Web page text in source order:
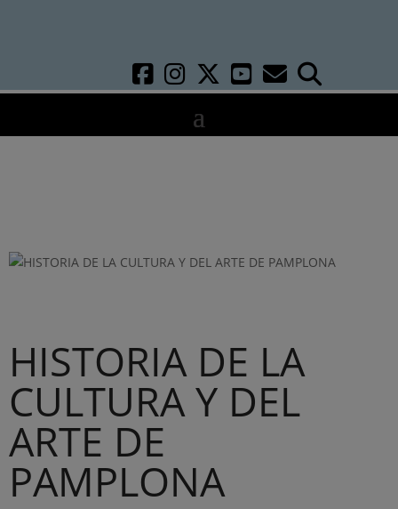
HISTORIA DE LA
CULTURA Y DEL
ARTE DE
PAMPLONA